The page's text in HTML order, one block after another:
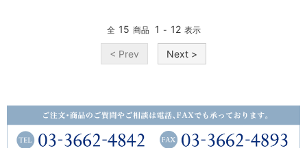
全 15 商品 1 - 12 表示
< Prev Next >